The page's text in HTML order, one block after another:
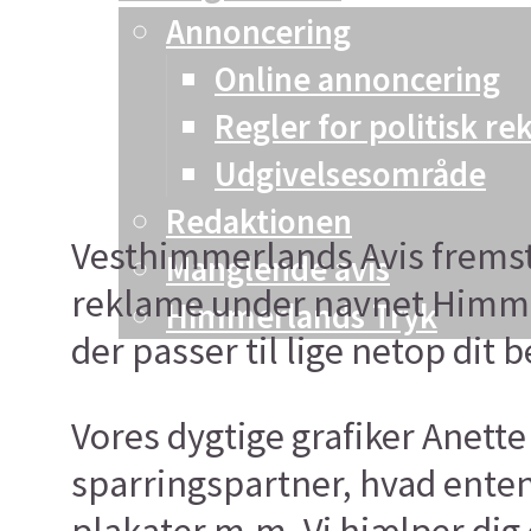
Annoncering
Online annoncering
Regler for politisk
Udgivelsesområde
Redaktionen
Manglende avis
Himmerlands Tryk
Vesthimmerlands Avis
reklame under navnet
der passer til lige netop dit
Vores dygtige grafiker
sparringspartner, hvad